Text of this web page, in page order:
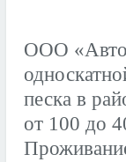
ООО «Авто
песка в
от 100 до